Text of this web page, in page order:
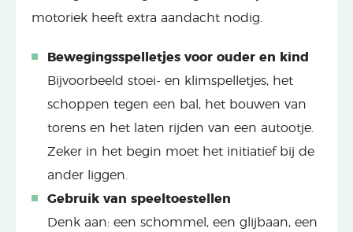
motoriek heeft extra aandacht nodig.
Bewegingsspelletjes voor ouder en kind
Bijvoorbeeld stoei- en klimspelletjes, het
schoppen tegen een bal, het bouwen van
torens en het laten rijden van een autootje.
Zeker in het begin moet het initiatief bij de
ander liggen.
Gebruik van speeltoestellen
Denk aan: een schommel, een glijbaan, een